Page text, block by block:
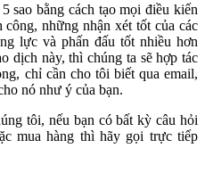
sao bằng cách tạo mọi điều kiến
những nhận xét tốt của các
lực và phấn đấu tốt nhiều hơn
dịch này, thì chúng ta sẽ hợp tác
chỉ cần cho tôi biết qua email,
nó như ý của bạn.
tôi, nếu bạn có bất kỳ câu hỏi
mua hàng thì hãy gọi trực tiếp